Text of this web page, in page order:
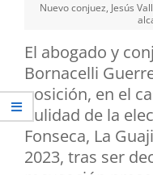
Nuevo conjuez, Jesús
El abogado y
Bornacelli
posición, en el
nulidad de la
Fonseca, La
2023, tras ser